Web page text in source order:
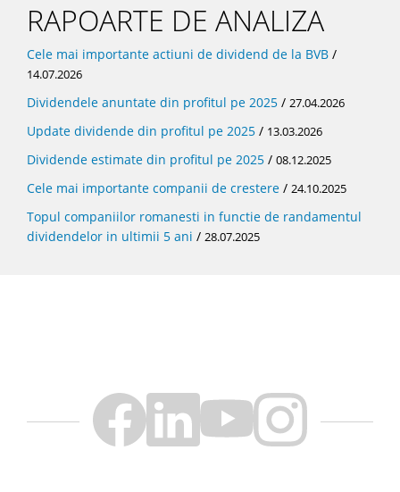
RAPOARTE DE ANALIZA
Cele mai importante actiuni de dividend de la BVB /
14.07.2026
Dividendele anuntate din profitul pe 2025 / 27.04.2026
Update dividende din profitul pe 2025 / 13.03.2026
Dividende estimate din profitul pe 2025 / 08.12.2025
Cele mai importante companii de crestere / 24.10.2025
Topul companiilor romanesti in functie de randamentul
dividendelor in ultimii 5 ani / 28.07.2025